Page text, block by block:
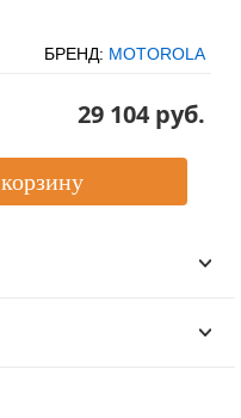
БРЕНД: MOTOROLA
29 104 pуб.